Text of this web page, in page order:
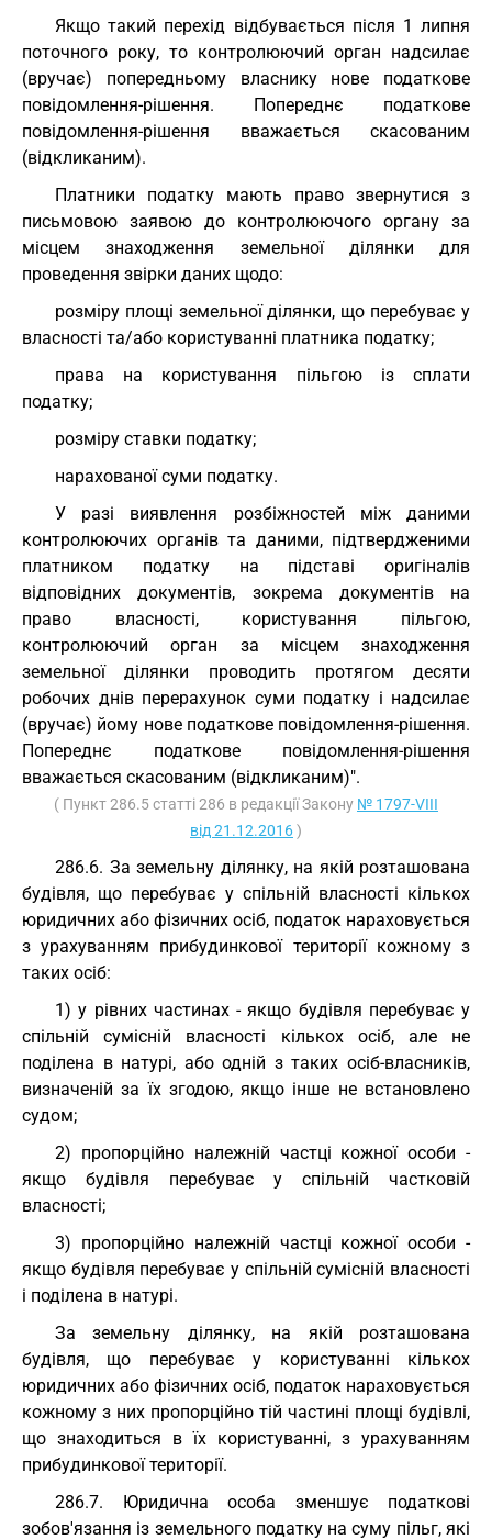
Якщо такий перехід відбувається після 1 липня
поточного року, то контролюючий орган надсилає
(вручає) попередньому власнику нове податкове
повідомлення-рішення. Попереднє податкове
повідомлення-рішення вважається скасованим
(відкликаним).
Платники податку мають право звернутися з
письмовою заявою до контролюючого органу за
місцем знаходження земельної ділянки для
проведення звірки даних щодо:
розміру площі земельної ділянки, що перебуває у
власності та/або користуванні платника податку;
права на користування пільгою із сплати
податку;
розміру ставки податку;
нарахованої суми податку.
У разі виявлення розбіжностей між даними
контролюючих органів та даними, підтвердженими
платником податку на підставі оригіналів
відповідних документів, зокрема документів на
право власності, користування пільгою,
контролюючий орган за місцем знаходження
земельної ділянки проводить протягом десяти
робочих днів перерахунок суми податку і надсилає
(вручає) йому нове податкове повідомлення-рішення.
Попереднє податкове повідомлення-рішення
вважається скасованим (відкликаним)".
( Пункт 286.5 статті 286 в редакції Закону № 1797-VIII
від 21.12.2016)
286.6. За земельну ділянку, на якій розташована
будівля, що перебуває у спільній власності кількох
юридичних або фізичних осіб, податок нараховується
з урахуванням прибудинкової території кожному з
таких осіб:
1) у рівних частинах - якщо будівля перебуває у
спільній сумісній власності кількох осіб, але не
поділена в натурі, або одній з таких осіб-власників,
визначеній за їх згодою, якщо інше не встановлено
судом;
2) пропорційно належній частці кожної особи -
якщо будівля перебуває у спільній частковій
власності;
3) пропорційно належній частці кожної особи -
якщо будівля перебуває у спільній сумісній власності
і поділена в натурі.
За земельну ділянку, на якій розташована
будівля, що перебуває у користуванні кількох
юридичних або фізичних осіб, податок нараховується
кожному з них пропорційно тій частині площі будівлі,
що знаходиться в їх користуванні, з урахуванням
прибудинкової території.
286.7. Юридична особа зменшує податкові
зобов'язання із земельного податку на суму пільг, які